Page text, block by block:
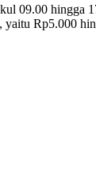
09.00 hingga
Rp5.000